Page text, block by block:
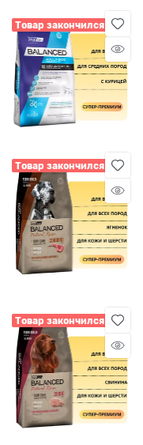
Товар закончился
Товар закончился
Товар закончился